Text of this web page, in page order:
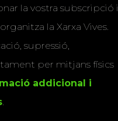
la vostra subscripció i
la Xarxa Vives.
supressió,
per mitjans físics
addicional i
.